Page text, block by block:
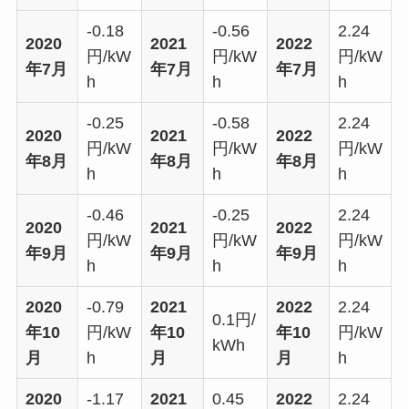
2020
年7月
-0.18
円/kW
h
2021
年7月
-0.56
円/kW
h
2022
年7月
2.24
円/kW
h
2020
年8月
-0.25
円/kW
h
2021
年8月
-0.58
円/kW
h
2022
年8月
2.24
円/kW
h
2020
年9月
-0.46
円/kW
h
2021
年9月
-0.25
円/kW
h
2022
年9月
2.24
円/kW
h
2020
年10
月
-0.79
円/kW
h
2021
年10
月
0.1円/
kWh
2022
年10
月
2.24
円/kW
h
2020
-1.17
2021
0.45
2022
2.24